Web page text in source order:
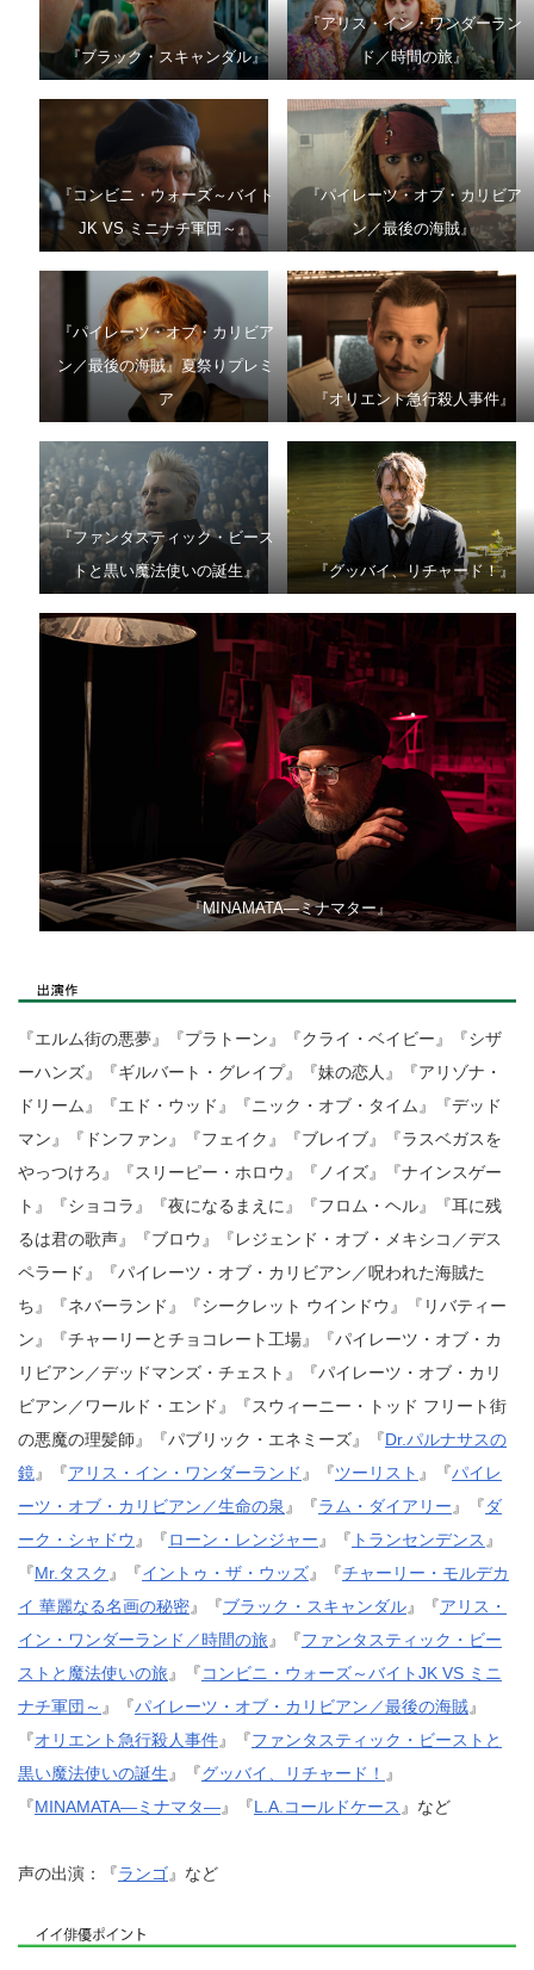
『ブラック・スキャンダル』
『アリス・イン・ワンダーラン
ド／時間の旅』
『コンビニ・ウォーズ～バイト
JK VS ミニナチ軍団～』
『パイレーツ・オブ・カリビア
ン／最後の海賊』
『パイレーツ・オブ・カリビア
ン／最後の海賊』夏祭りプレミ
ア
『オリエント急行殺人事件』
『ファンタスティック・ビース
トと黒い魔法使いの誕生』
『グッバイ、リチャード！』
『MINAMATA―ミナマター』
『エルム街の悪夢』『プラトーン』『クライ・ベイビー』『シザ
ーハンズ』『ギルバート・グレイプ』『妹の恋人』『アリゾナ・
ドリーム』『エド・ウッド』『ニック・オブ・タイム』『デッド
マン』『ドンファン』『フェイク』『ブレイブ』『ラスベガスを
やっつけろ』『スリーピー・ホロウ』『ノイズ』『ナインスゲー
ト』『ショコラ』『夜になるまえに』『フロム・ヘル』『耳に残
るは君の歌声』『ブロウ』『レジェンド・オブ・メキシコ／デス
ペラード』『パイレーツ・オブ・カリビアン／呪われた海賊た
ち』『ネバーランド』『シークレット ウインドウ』『リバティー
ン』『チャーリーとチョコレート工場』『パイレーツ・オブ・カ
リビアン／デッドマンズ・チェスト』『パイレーツ・オブ・カリ
ビアン／ワールド・エンド』『スウィーニー・トッド フリート街
の悪魔の理髪師』『パブリック・エネミーズ』『Dr.パルナサスの
鏡 』『アリス・イン・ワンダーランド 』『ツーリスト 』『パイレ
ーツ・オブ・カリビアン／生命の泉 』『ラム・ダイアリー 』『ダ
ーク・シャドウ 』『ローン・レンジャー 』『 トランセンデンス 』
『Mr.タスク 』『イントゥ・ザ・ウッズ』『チャーリー・モルデカ
イ 華麗なる名画の秘密』『ブラック・スキャンダル』『アリス・
イン・ワンダーランド／時間の旅 』『ファンタスティック・ビー
ストと魔法使いの旅 』『コンビニ・ウォーズ～バイトJK VS ミニ
ナチ軍団～ 』『パイレーツ・オブ・カリビアン／最後の海賊』
『オリエント急行殺人事件』『ファンタスティック・ビーストと
黒い魔法使いの誕生 』『グッバイ、リチャード！ 』
『MINAMATA―ミナマタ—』『L.A.コールドケース 』など
声の出演：『ランゴ』など